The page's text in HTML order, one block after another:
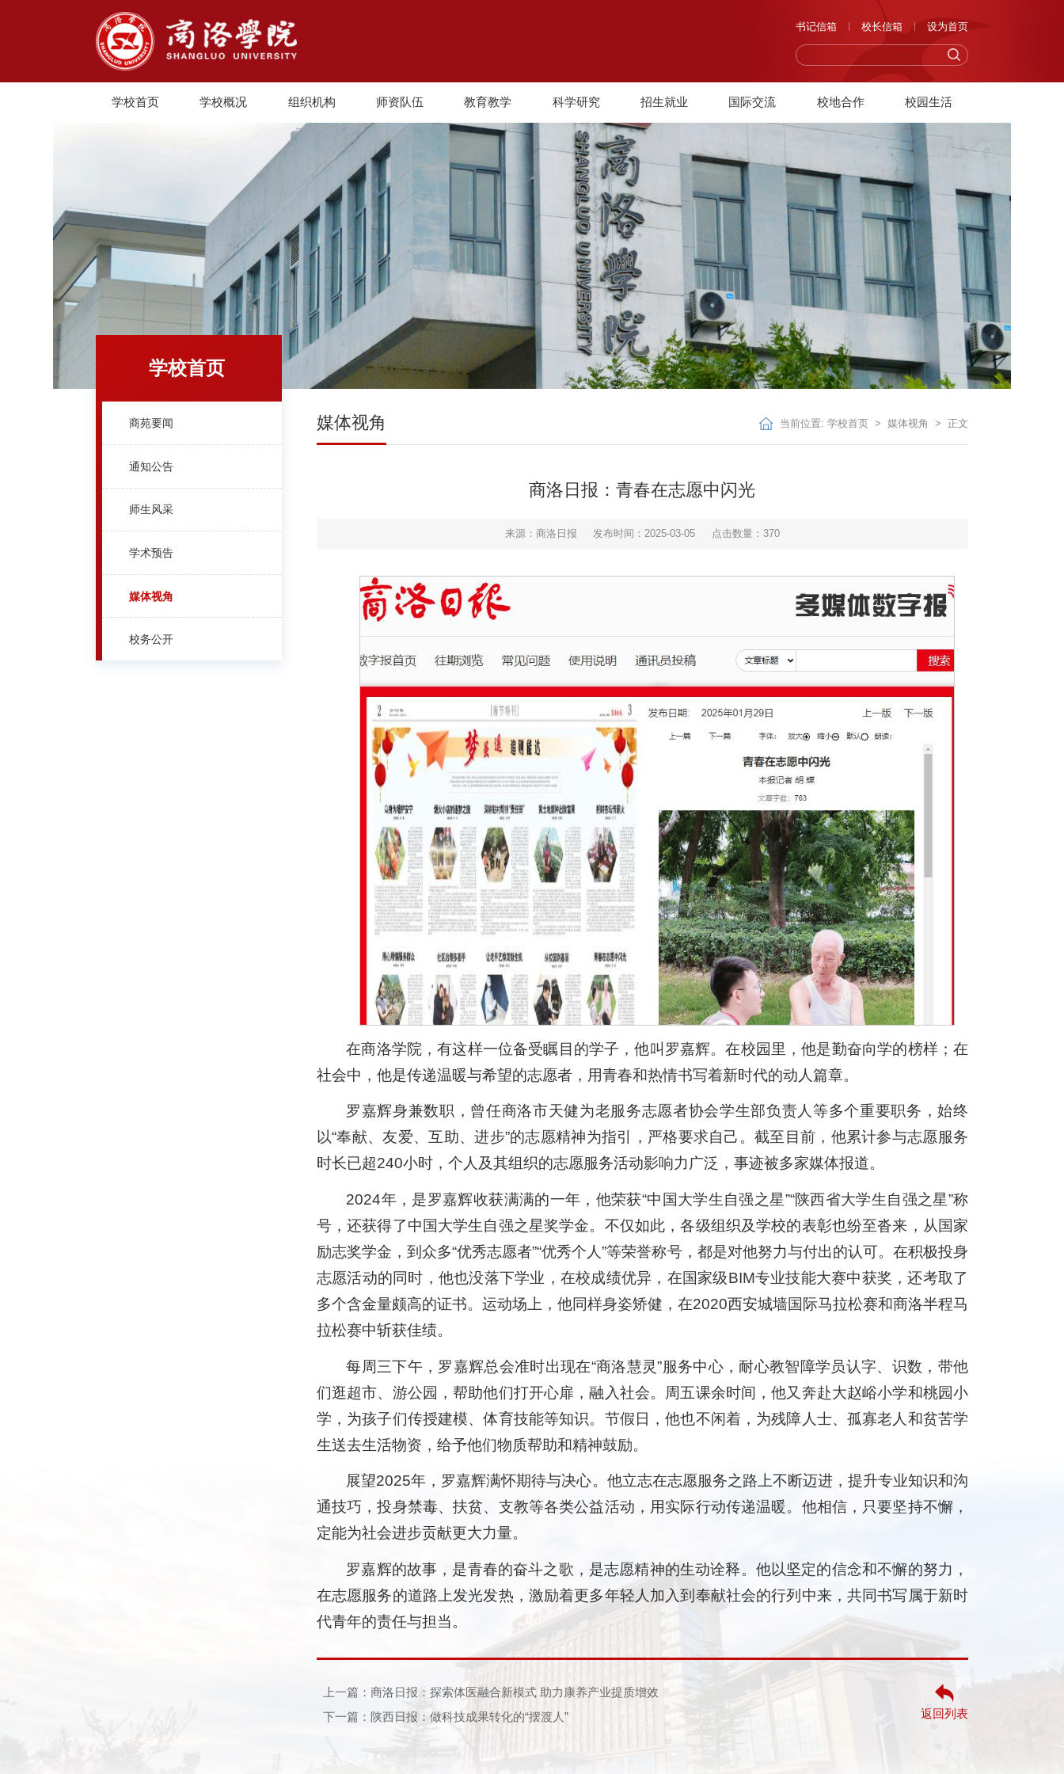
书记信箱 校长信箱 设为首页
学校首页 学校概况 组织机构 师资队伍 教育教学 科学研究 招生就业 国际交流 校地合作 校园生活
学校首页
商苑要闻
通知公告
师生风采
学术预告
媒体视角
校务公开
媒体视角 当前位置:学校首页 >媒体视角 > 正文
商洛日报：青春在志愿中闪光
来源：商洛日报 发布时间：2025-03-05 点击数量： 370
在商洛学院，有这样一位备受瞩目的学子，他叫罗嘉辉。在校园里，他是勤奋向学的榜样；在
社会中，他是传递温暖与希望的志愿者，用青春和热情书写着新时代的动人篇章。
罗嘉辉身兼数职，曾任商洛市天健为老服务志愿者协会学生部负责人等多个重要职务，始终
以“奉献、友爱、互助、进步”的志愿精神为指引，严格要求自己。截至目前，他累计参与志愿服务
时长已超240小时，个人及其组织的志愿服务活动影响力广泛，事迹被多家媒体报道。
2024年，是罗嘉辉收获满满的一年，他荣获“中国大学生自强之星”“陕西省大学生自强之星”称
号，还获得了中国大学生自强之星奖学金。不仅如此，各级组织及学校的表彰也纷至沓来，从国家
励志奖学金，到众多“优秀志愿者”“优秀个人”等荣誉称号，都是对他努力与付出的认可。在积极投身
志愿活动的同时，他也没落下学业，在校成绩优异，在国家级BIM专业技能大赛中获奖，还考取了
多个含金量颇高的证书。运动场上，他同样身姿矫健，在2020西安城墙国际马拉松赛和商洛半程马
拉松赛中斩获佳绩。
每周三下午，罗嘉辉总会准时出现在“商洛慧灵”服务中心，耐心教智障学员认字、识数，带他
们逛超市、游公园，帮助他们打开心扉，融入社会。周五课余时间，他又奔赴大赵峪小学和桃园小
学，为孩子们传授建模、体育技能等知识。节假日，他也不闲着，为残障人士、孤寡老人和贫苦学
生送去生活物资，给予他们物质帮助和精神鼓励。
展望2025年，罗嘉辉满怀期待与决心。他立志在志愿服务之路上不断迈进，提升专业知识和沟
通技巧，投身禁毒、扶贫、支教等各类公益活动，用实际行动传递温暖。他相信，只要坚持不懈，
定能为社会进步贡献更大力量。
罗嘉辉的故事，是青春的奋斗之歌，是志愿精神的生动诠释。他以坚定的信念和不懈的努力，
在志愿服务的道路上发光发热，激励着更多年轻人加入到奉献社会的行列中来，共同书写属于新时
代青年的责任与担当。
上一篇：商洛日报：探索体医融合新模式 助力康养产业提质增效
下一篇：陕西日报：做科技成果转化的“摆渡人”
返回列表